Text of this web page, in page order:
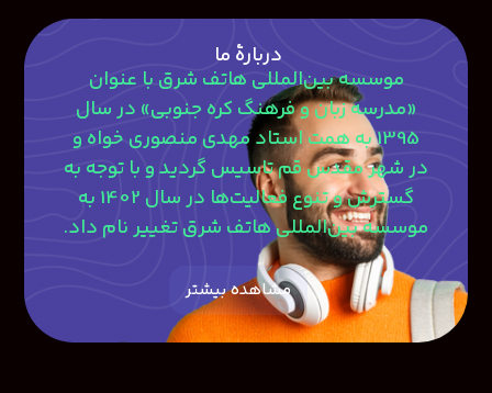
دربارۀ ما
موسسه بین‌المللی هاتف شرق با عنوان
«مدرسه زبان و فرهنگ کره جنوبی» در سال
1395 به همت استاد مهدی منصوری‎ خواه و
در شهر مقدس قم تاسیس گردید و با توجه به
گسترش و تنوع فعالیت‌ها در سال 1402 به
موسسه بین‌المللی هاتف شرق تغییر نام داد.
مشاهده بیشتر